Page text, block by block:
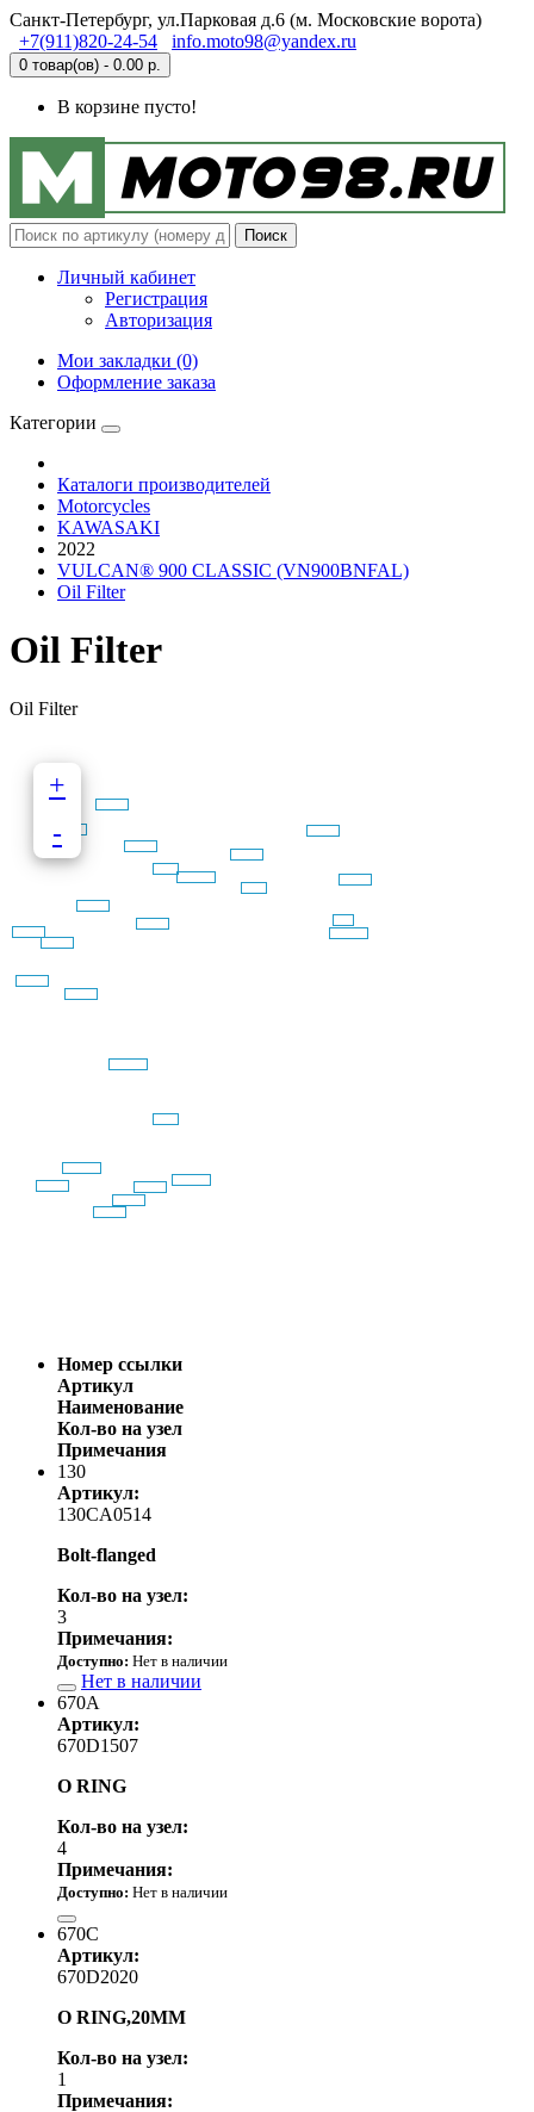
Санкт-Петербург, ул.Парковая д.6 (м. Московские ворота)
+7(911)820-24-54
info.moto98@yandex.ru
0 товар(ов) - 0.00 р.
В корзине пусто!
Поиск
Личный кабинет
Регистрация
Авторизация
Мои закладки (0)
Оформление заказа
Категории
Каталоги производителей
Motorcycles
KAWASAKI
2022
VULCAN® 900 CLASSIC (VN900BNFAL)
Oil Filter
Oil Filter
Oil Filter
+
-
Номер ссылки
Артикул
Наименование
Кол-во на узел
Примечания
130
Артикул:
130CA0514
Bolt-flanged
Кол-во на узел:
3
Примечания:
Доступно: Нет в наличии
Нет в наличии
670A
Артикул:
670D1507
O RING
Кол-во на узел:
4
Примечания:
Доступно: Нет в наличии
670C
Артикул:
670D2020
O RING,20MM
Кол-во на узел:
1
Примечания: